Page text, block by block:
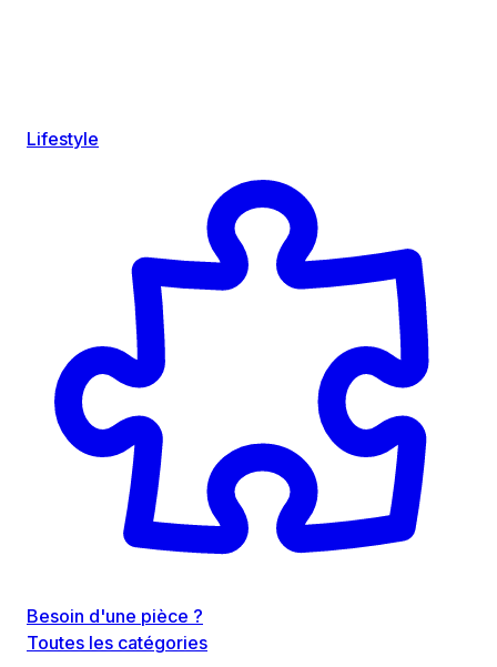
Lifestyle
Besoin d'une pièce ?
Toutes les catégories